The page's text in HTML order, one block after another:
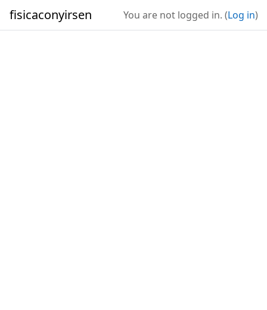
fisicaconyirsen You are not logged in. (Log in)